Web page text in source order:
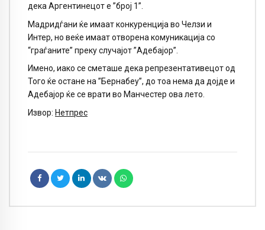
дека Аргентинецот е ”број 1”.
Мадридѓани ќе имаат конкуренција во Челзи и
Интер, но веќе имаат отворена комуникација со
“граѓаните” преку случајот ”Адебајор”.
Имено, иако се сметаше дека репрезентативецот од
Того ќе остане на ”Бернабеу”, до тоа нема да дојде и
Адебајор ќе се врати во Манчестер ова лето.
Извор: Нетпрес